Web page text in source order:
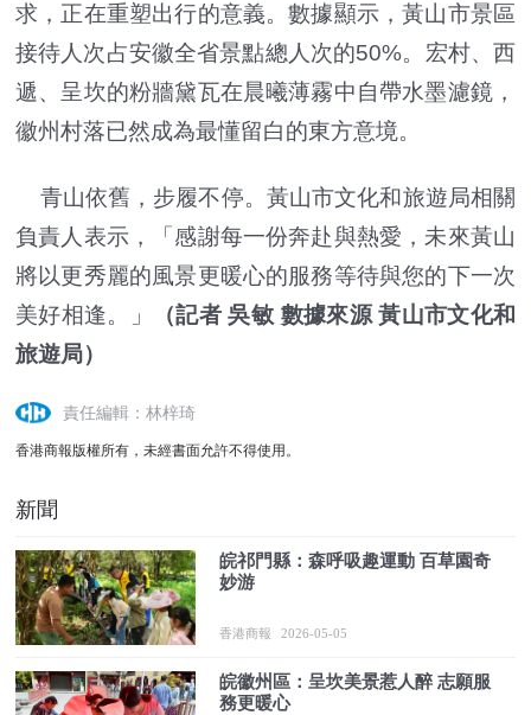
求，正在重塑出行的意義。數據顯示，黃山市景區
接待人次占安徽全省景點總人次的50%。宏村、西
遞、呈坎的粉牆黛瓦在晨曦薄霧中自帶水墨濾鏡，
徽州村落已然成為最懂留白的東方意境。
青山依舊，步履不停。黃山市文化和旅遊局相關
負責人表示，「感謝每一份奔赴與熱愛，未來黃山
將以更秀麗的風景更暖心的服務等待與您的下一次
美好相逢。」
（記者 吳敏 數據來源 黃山市文化和
旅遊局）
責任編輯：林梓琦
香港商報版權所有，未經書面允許不得使用。
新聞
皖祁門縣：森呼吸趣運動 百草園奇
妙游
香港商報 2026-05-05
皖徽州區：呈坎美景惹人醉 志願服
務更暖心